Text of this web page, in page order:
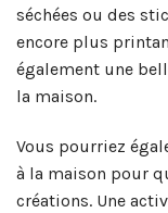
séchées ou des
encore plus
également une
la maison.
Vous pourriez
à la maison pour
créations. Une